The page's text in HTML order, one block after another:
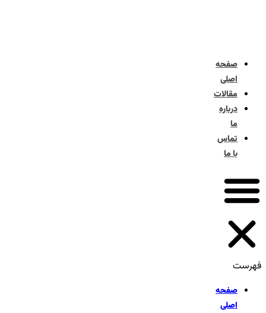
صفحه
اصلی
مقالات
درباره
ما
تماس
با ما
فهرست
صفحه
اصلی